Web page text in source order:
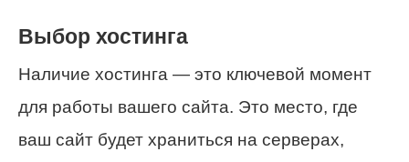
Выбор хостинга
Наличие хостинга — это ключевой момент
для работы вашего сайта. Это место, где
ваш сайт будет храниться на серверах,